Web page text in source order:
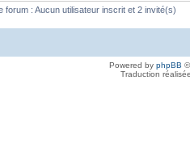
: Aucun utilisateur inscrit et 2 invité(s)
Powered by phpBB
Traduction